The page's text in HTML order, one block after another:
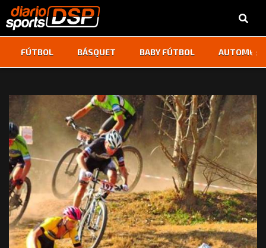
FÚTBOL BÁSQUET BABY FÚTBOL ‹ ›